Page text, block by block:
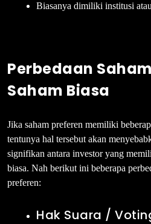
Biasanya dimiliki institusi atau
Perbedaan
Saham Biasa
Jika saham preferen memiliki
tentunya hal tersebut akan
signifikan antara investor yang
biasa. Nah berikut ini beberapa
preferen:
Hak Suara /